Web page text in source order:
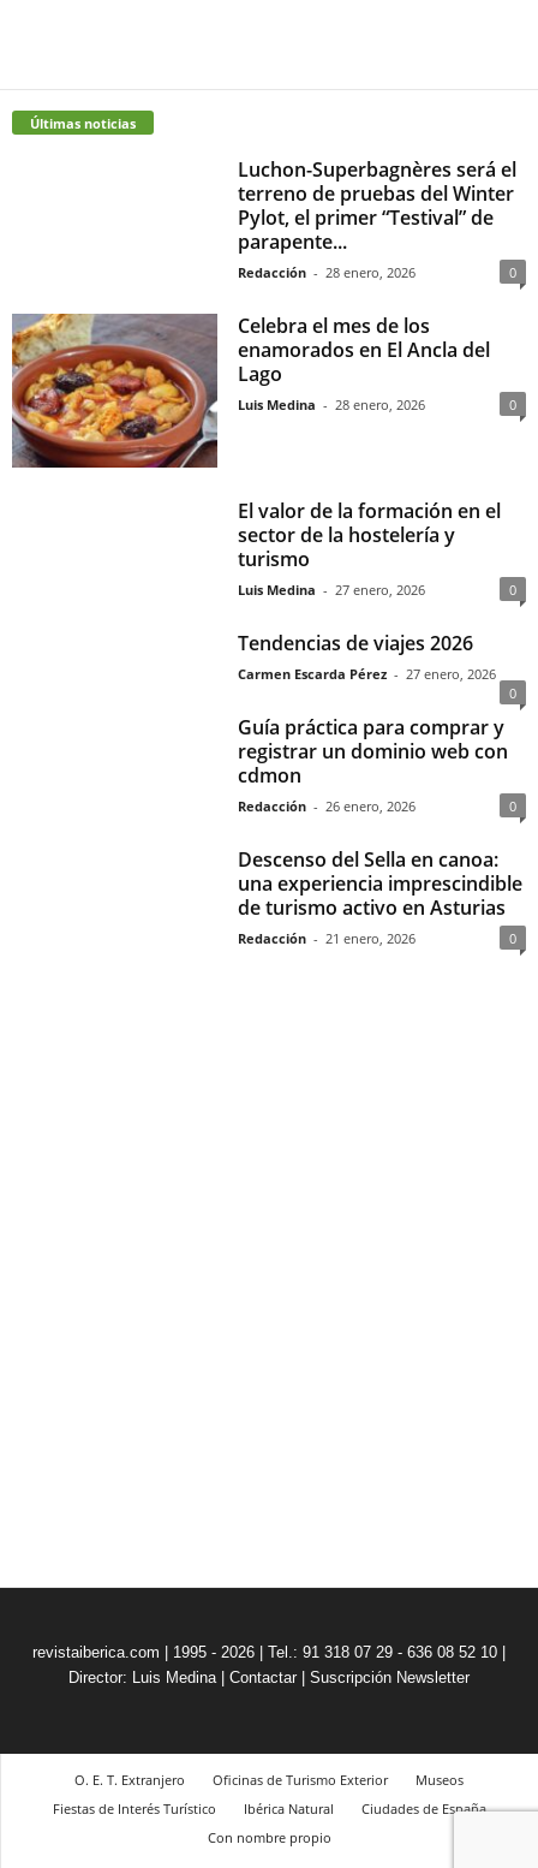
Últimas noticias
Luchon-Superbagnères será el
terreno de pruebas del Winter
Pylot, el primer “Testival” de
parapente...
Redacción - 28 enero, 2026 0
Celebra el mes de los
enamorados en El Ancla del
Lago
Luis Medina - 28 enero, 2026 0
El valor de la formación en el
sector de la hostelería y
turismo
Luis Medina - 27 enero, 2026 0
Tendencias de viajes 2026
Carmen Escarda Pérez - 27 enero, 2026
0
Guía práctica para comprar y
registrar un dominio web con
cdmon
Redacción - 26 enero, 2026 0
Descenso del Sella en canoa:
una experiencia imprescindible
de turismo activo en Asturias
Redacción - 21 enero, 2026 0
revistaiberica.com | 1995 - 2026 | Tel.: 91 318 07 29 - 636 08 52 10 |
Director: Luis Medina| Contactar Suscripción Newsletter
O. E. T. Extranjero Oficinas de Turismo Exterior
Museos
Fiestas de Interés Turístico
Ibérica Natural
Ciudades de España
Con nombre propio